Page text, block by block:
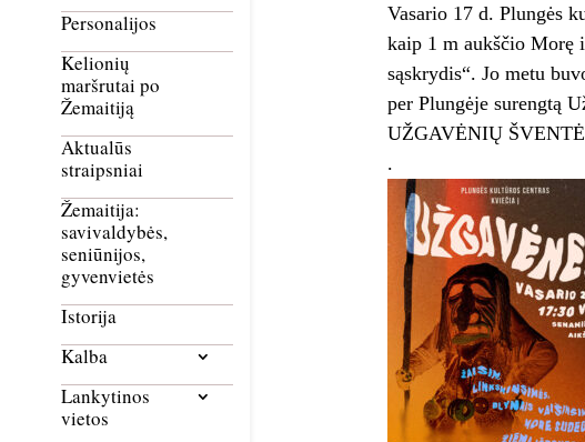
Personalijos
Kelionių
maršrutai po
Žemaitiją
Aktualūs
straipsniai
Žemaitija:
savivaldybės,
seniūnijos,
gyvenvietės
Istorija
Kalba
Lankytinos
vietos
Vasario 17 d. Plungės
kaip 1 m aukščio Morę
sąskrydis“. Jo metu
per Plungėje surengtą
UŽGAVĖNIŲ
.